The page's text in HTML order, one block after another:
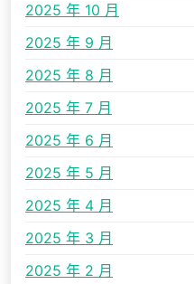
2025 年 10 月
2025 年 9 月
2025 年 8 月
2025 年 7 月
2025 年 6 月
2025 年 5 月
2025 年 4 月
2025 年 3 月
2025 年 2 月